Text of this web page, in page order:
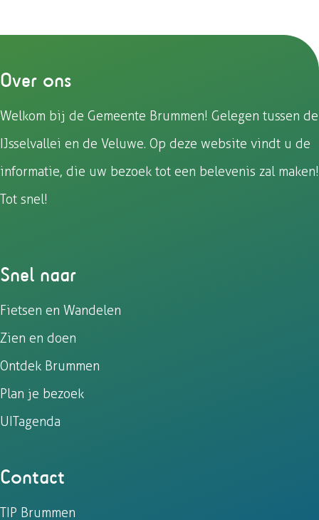
Over ons
Welkom bij de Gemeente Brummen! Gelegen tussen de
IJsselvallei en de Veluwe. Op deze website vindt u de
informatie, die uw bezoek tot een belevenis zal maken!
Tot snel!
Snel naar
Fietsen en Wandelen
Zien en doen
Ontdek Brummen
Plan je bezoek
UITagenda
Contact
TIP Brummen